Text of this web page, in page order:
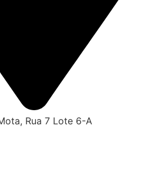
Rua 7 Lote 6-A